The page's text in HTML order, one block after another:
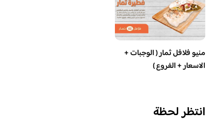
منيو فلافل ثمار ( الوجبات +
الاسعار + الفروع )
انتظر لحظة